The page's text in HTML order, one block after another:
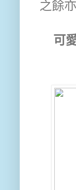
之餘
可